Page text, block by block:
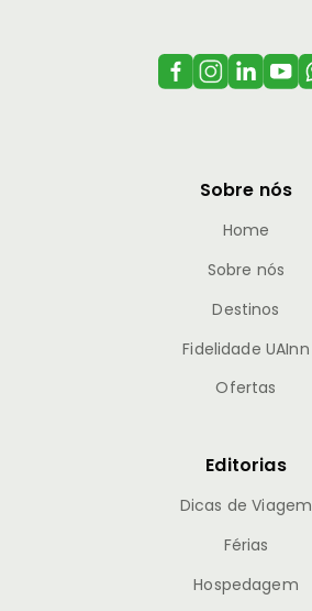
Sobre nós
Home
Sobre nós
Destinos
Fidelidade UAInn
Ofertas
Editorias
Dicas de Viagem
Férias
Hospedagem